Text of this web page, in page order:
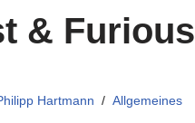
&
Hartmann Allgemeines